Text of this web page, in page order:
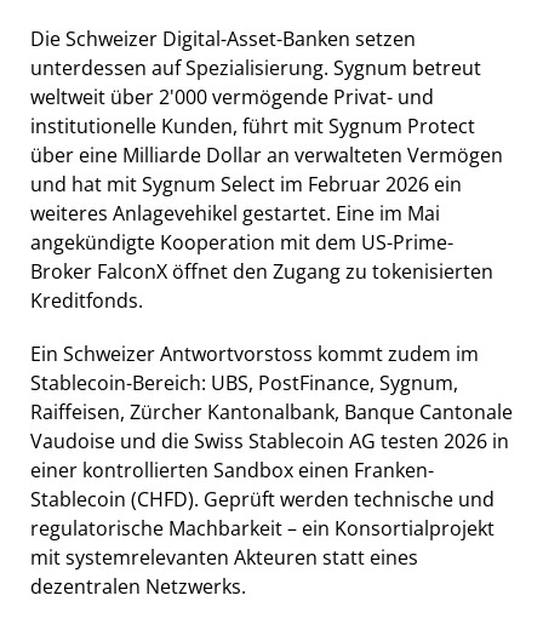
Die Schweizer Digital-Asset-Banken setzen
unterdessen auf Spezialisierung. Sygnum betreut
weltweit über 2'000 vermögende Privat- und
institutionelle Kunden, führt mit Sygnum Protect
über eine Milliarde Dollar an verwalteten Vermögen
und hat mit Sygnum Select im Februar 2026 ein
weiteres Anlagevehikel gestartet. Eine im Mai
angekündigte Kooperation mit dem US-Prime-
Broker FalconX öffnet den Zugang zu tokenisierten
Kreditfonds.
Ein Schweizer Antwortvorstoss kommt zudem im
Stablecoin-Bereich: UBS, PostFinance, Sygnum,
Raiffeisen, Zürcher Kantonalbank, Banque Cantonale
Vaudoise und die Swiss Stablecoin AG testen 2026 in
einer kontrollierten Sandbox einen Franken-
Stablecoin (CHFD). Geprüft werden technische und
regulatorische Machbarkeit – ein Konsortialprojekt
mit systemrelevanten Akteuren statt eines
dezentralen Netzwerks.